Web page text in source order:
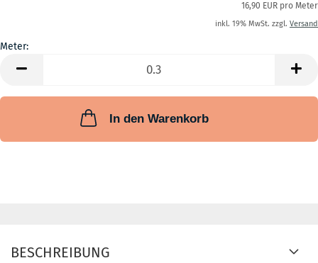
16,90 EUR pro Meter
inkl. 19% MwSt. zzgl. Versand
Meter:
In den Warenkorb
BESCHREIBUNG